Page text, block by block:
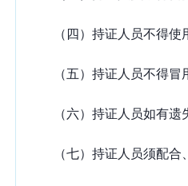
（四）持证人员不得
（五）持证人员不得冒
（六）持证人员如有
（七）持证人员须配合